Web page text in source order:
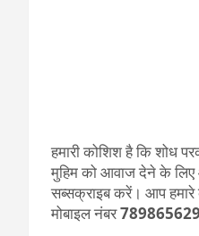
हमारी कोशिश है कि शोध
मुहिम को आवाज देने के
सब्सक्राइब करें। आप हमारे
मोबाइल नंबर